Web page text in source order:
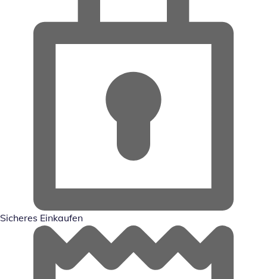
Sicheres Einkaufen